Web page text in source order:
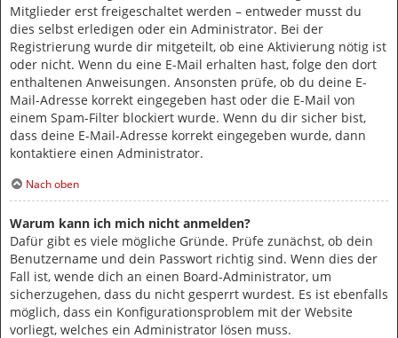
Mitglieder erst freigeschaltet werden – entweder musst du
dies selbst erledigen oder ein Administrator. Bei der
Registrierung wurde dir mitgeteilt, ob eine Aktivierung nötig ist
oder nicht. Wenn du eine E-Mail erhalten hast, folge den dort
enthaltenen Anweisungen. Ansonsten prüfe, ob du deine E-
Mail-Adresse korrekt eingegeben hast oder die E-Mail von
einem Spam-Filter blockiert wurde. Wenn du dir sicher bist,
dass deine E-Mail-Adresse korrekt eingegeben wurde, dann
kontaktiere einen Administrator.
Nach oben
Warum kann ich mich nicht anmelden?
Dafür gibt es viele mögliche Gründe. Prüfe zunächst, ob dein
Benutzername und dein Passwort richtig sind. Wenn dies der
Fall ist, wende dich an einen Board-Administrator, um
sicherzugehen, dass du nicht gesperrt wurdest. Es ist ebenfalls
möglich, dass ein Konfigurationsproblem mit der Website
vorliegt, welches ein Administrator lösen muss.